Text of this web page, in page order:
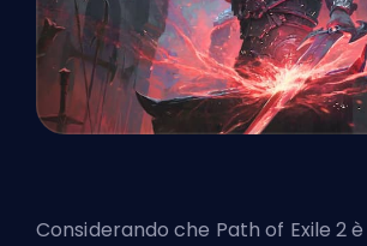
Considerando che Path of Exile 2